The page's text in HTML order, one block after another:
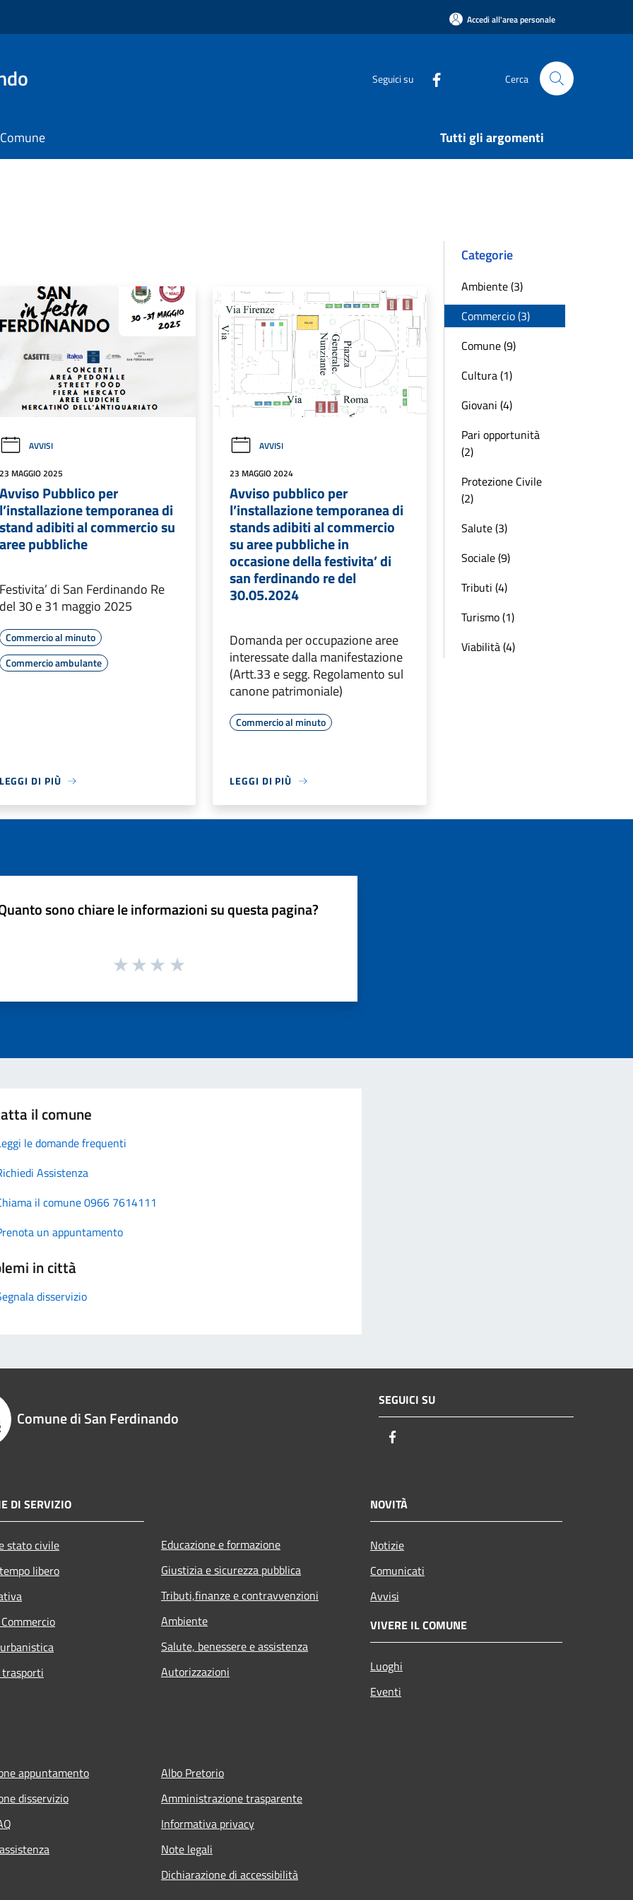
Accedi all'area personale
Seguici su Cerca
Tutti gli argomenti
AVVISI
MAGGIO 2025
Pubblico per
temporanea di
adibiti al commercio su
pubbliche
di San Ferdinando Re
30 e 31 maggio 2025
Commercio al minuto
Commercio ambulante
DI PIÙ
AVVISI
23 MAGGIO 2024
Avviso pubblico per
l’installazione temporanea di
stands adibiti al commercio
su aree pubbliche in
occasione della festivita’ di
san ferdinando re del
30.05.2024
Domanda per occupazione aree
interessate dalla manifestazione
(Artt.33 e segg. Regolamento sul
canone patrimoniale)
Commercio al minuto
LEGGI DI PIÙ
Categorie
Ambiente (3)
Commercio (3)
Comune (9)
Cultura (1)
Giovani (4)
Pari opportunità
(2)
Protezione Civile
(2)
Salute (3)
Sociale (9)
Tributi (4)
Turismo (1)
Viabilità (4)
sono chiare le informazioni su questa pagina?
il comune
le domande frequenti
Assistenza
il comune 0966 7614111
un appuntamento
in città
disservizio
Comune di San Ferdinando
SEGUICI SU
DI SERVIZIO
stato civile
libero
Educazione e formazione
Giustizia e sicurezza pubblica
Tributi,finanze e contravvenzioni
Ambiente
Salute, benessere e assistenza
Autorizzazioni
NOVITÀ
Notizie
Comunicati
Avvisi
VIVERE IL COMUNE
Luoghi
Eventi
appuntamento
disservizio
Albo Pretorio
Amministrazione trasparente
Informativa privacy
Note legali
Dichiarazione di accessibilità